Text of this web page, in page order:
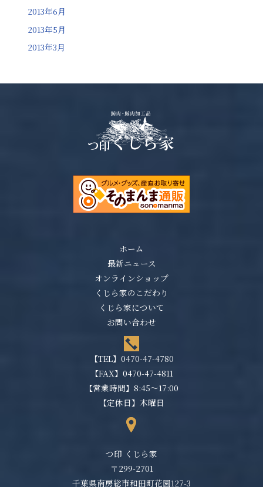
2013年6月
2013年5月
2013年3月
ホーム
最新ニュース
オンラインショップ
くじら家のこだわり
くじら家について
お問い合わせ
【TEL】 0470-47-4780
【FAX】0470-47-4811
【営業時間】8:45～17:00
【定休日】木曜日
つ印 くじら家
〒299-2701
千葉県南房総市和田町花園127-3